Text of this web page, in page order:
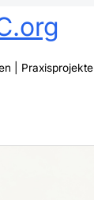
| Praxisprojekte